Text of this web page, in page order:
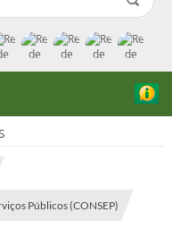
Públicos (CONSEP)